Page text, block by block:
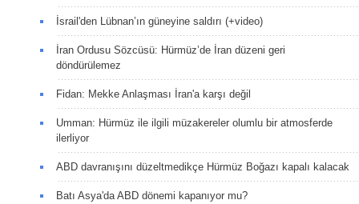
İsrail'den Lübnan’ın güneyine saldırı (+video)
İran Ordusu Sözcüsü: Hürmüz’de İran düzeni geri
döndürülemez
Fidan: Mekke Anlaşması İran'a karşı değil
Umman: Hürmüz ile ilgili müzakereler olumlu bir atmosferde
ilerliyor
ABD davranışını düzeltmedikçe Hürmüz Boğazı kapalı kalacak
Batı Asya'da ABD dönemi kapanıyor mu?